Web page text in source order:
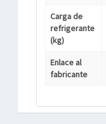
Carga de
refrigerante
(kg)
Enlace al
fabricante